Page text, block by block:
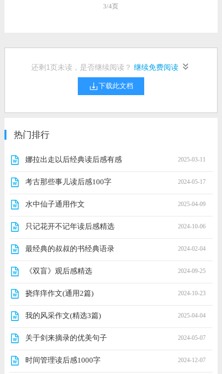
3/4页
还剩 1 页未读，是否继续阅读？ 继续免费阅读
下载此文档
热门排行
娜拉出走以后经典读后感有感 2025-03-11
考古那些事儿读后感100字 2024-05-17
水中仙子通用作文 2025-04-09
只记花开不记年读后感精选 2024-10-06
最经典的叔叔的书经典语录 2024-02-04
《双盲》观后感精选 2024-09-25
挠痒痒作文(通用2篇) 2024-10-23
我的风采作文(精选3篇) 2025-04-04
关于剑来摘录的优美句子 2024-05-07
时间管理读后感1000字 2024-12-07